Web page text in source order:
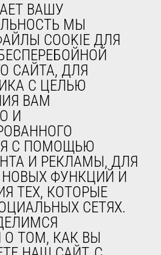
обслуживание
мониторинга
для диагностики и
ВАШУ
МЫ
COOKIE ДЛЯ
САЙТА, ДЛЯ
С ЦЕЛЬЮ
ВАМ
И
С ПОМОЩЬЮ
И РЕКЛАМЫ, ДЛЯ
ФУНКЦИЙ И
ТЕХ, КОТОРЫЕ
СЕТЯХ.
ТОМ, КАК ВЫ